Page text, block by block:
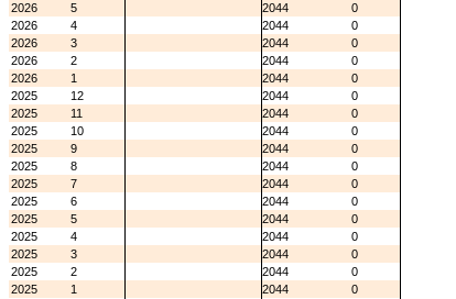
2026
5 2044
0
2026
4 2044
0
2026
3 2044
0
2026
2 2044
0
2026
1 2044
0
2025
12 2044
0
2025
11 2044
0
2025
10 2044
0
2025
9 2044
0
2025
8 2044
0
2025
7 2044
0
2025
6 2044
0
2025
5 2044
0
2025
4 2044
0
2025
3 2044
0
2025
2 2044
0
2025
1 2044
0